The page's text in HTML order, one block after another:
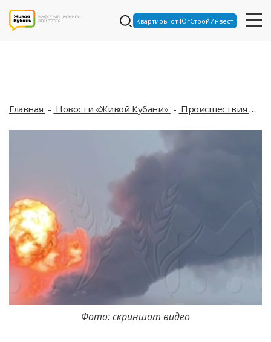
Квартиры от ЮгСтройИнвест
Главная Новости «Живой Кубани» Происшествия
Фото: скриншот видео